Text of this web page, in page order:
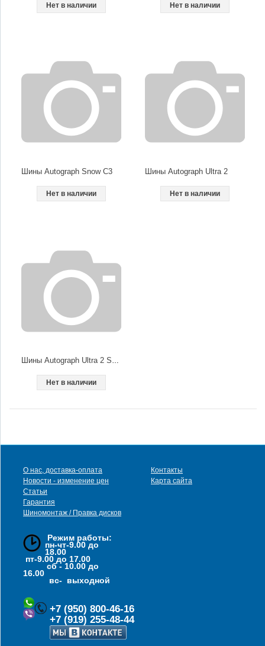
Нет в наличии Нет в наличии
Шины Autograph Snow C3
Нет в наличии
Шины Autograph Ultra 2
Нет в наличии
Шины Autograph Ultra 2 SUV
Нет в наличии
О нас, доставка-оплата
Новости - изменение цен
Статьи
Гарантия
Шиномонтаж / Правка дисков
Контакты
Карта сайта
Режим работы:
пн-чт-9.00 до
18.00
пт-9.00 до 17.00
сб - 10.00 до
16.00
вс- выходной
+7 (950) 800-46-16
+7 (919) 255-48-44